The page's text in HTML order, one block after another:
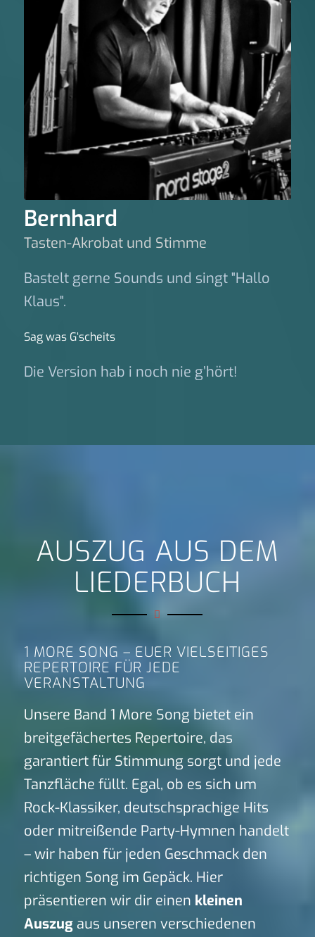
Bernhard
Tasten-Akrobat und Stimme
Bastelt gerne Sounds und singt "Hallo
Klaus".
Sag was G‘scheits
Die Version hab i noch nie g’hört!
AUSZUG AUS DEM
LIEDERBUCH
1 MORE SONG – EUER VIELSEITIGES
REPERTOIRE FÜR JEDE
VERANSTALTUNG
Unsere Band 1 More Song bietet ein
breitgefächertes Repertoire, das
garantiert für Stimmung sorgt und jede
Tanzfläche füllt. Egal, ob es sich um
Rock-Klassiker, deutschsprachige Hits
oder mitreißende Party-Hymnen handelt
– wir haben für jeden Geschmack den
richtigen Song im Gepäck. Hier
präsentieren wir dir einen kleinen
Auszugaus unseren verschiedenen